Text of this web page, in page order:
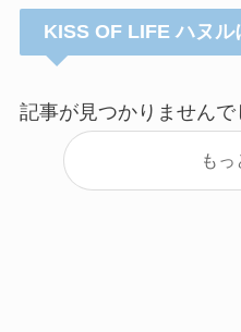
KISS OF LIFE ハヌル
記事が見つかりませんで
もっ